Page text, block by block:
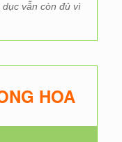
vẫn còn đủ vì
HOA